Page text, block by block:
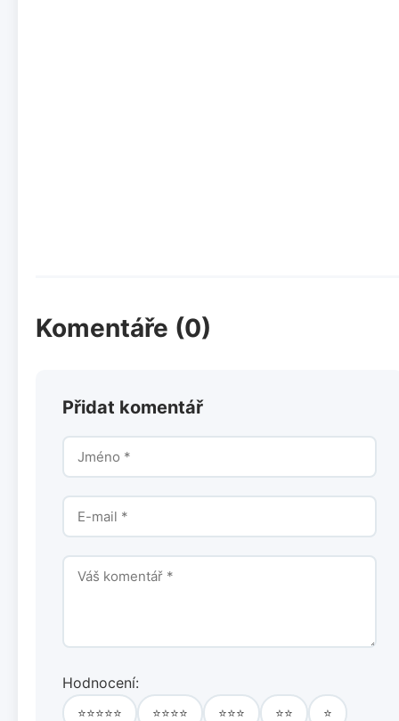
Komentáře (0)
Přidat komentář
Hodnocení:
⭐⭐⭐⭐⭐ ⭐⭐⭐⭐ ⭐⭐⭐ ⭐⭐ ⭐